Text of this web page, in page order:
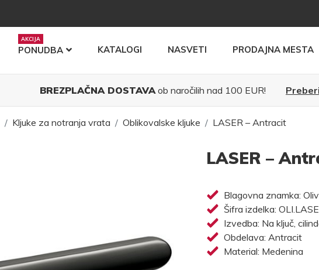
PONUDBA KATALOGI NASVETI PRODAJNA MESTA
BREZPLAČNA DOSTAVAob naročilih nad 100 EUR!
Kljuke za notranja vrata Oblikovalske kljuke LASER – Antracit
LASER –
Blagovna znamka:
Šifra izdelka:
Izvedba: Na ključ,
Obdelava: Antracit
Material: Medenina